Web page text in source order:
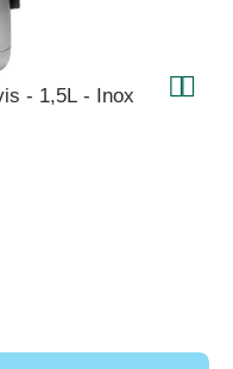
Pichet isotherme - Bouchon à vis - 1,5L - Inox